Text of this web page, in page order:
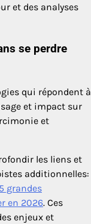
et des analyses
se perdre
qui répondent à
et impact sur
et
les liens et
additionnelles:
grandes
en 2026. Ces
enjeux et